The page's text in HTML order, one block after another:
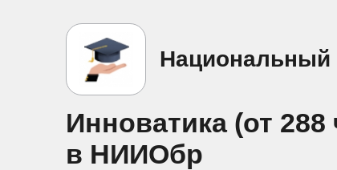
Национальный
Инноватика (от
в НИИОбр